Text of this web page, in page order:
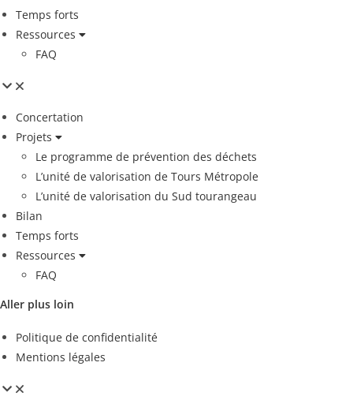
Temps forts
Ressources
FAQ
Concertation
Projets
Le programme de prévention des déchets
L’unité de valorisation de Tours Métropole
L’unité de valorisation du Sud tourangeau
Bilan
Temps forts
Ressources
FAQ
Aller plus loin
Politique de confidentialité
Mentions légales